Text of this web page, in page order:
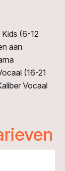
Kids (6-12
aan
(16-21
Vocaal